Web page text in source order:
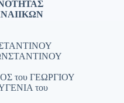
του ΓΕΩΡΓΙΟΥ
του